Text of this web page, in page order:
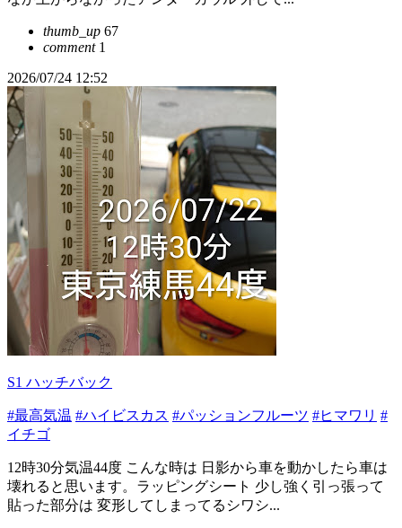
thumb_up 67
comment1
2026/07/24 12:52
S1 ハッチバック
#最高気温 #ハイビスカス #パッションフルーツ #ヒマワリ #
イチゴ
12時30分気温44度 こんな時は 日影から車を動かしたら車は
壊れると思います。ラッピングシート 少し強く引っ張って
貼った部分は 変形してしまってるシワシ...